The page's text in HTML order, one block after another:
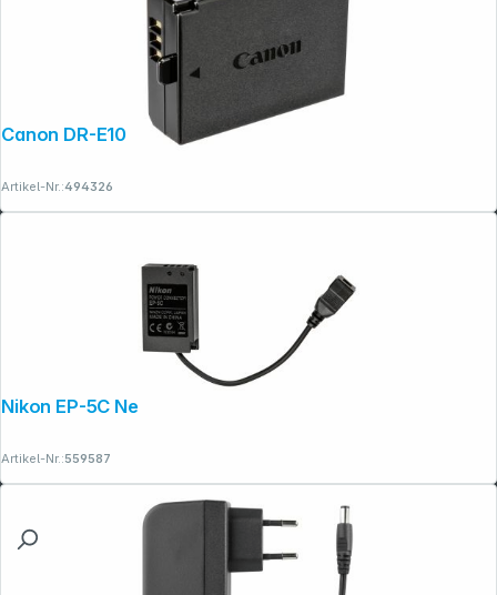
Canon DR-E10
Artikel-Nr.:494326
Nikon EP-5C Netzadapteranschluss
Artikel-Nr.:559587